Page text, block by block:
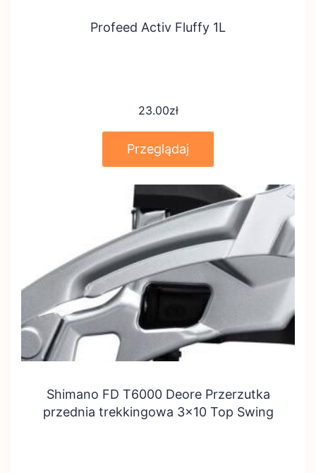
Profeed Activ Fluffy 1L
23.00zł
Przeglądaj
Shimano FD T6000 Deore Przerzutka
przednia trekkingowa 3×10 Top Swing